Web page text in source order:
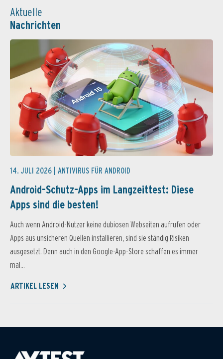
Aktuelle
Nachrichten
14. JULI 2026 | ANTIVIRUS FÜR ANDROID
Android-Schutz-Apps im Langzeittest: Diese
Apps sind die besten!
Auch wenn Android-Nutzer keine dubiosen Webseiten aufrufen oder
Apps aus unsicheren Quellen installieren, sind sie ständig Risiken
ausgesetzt. Denn auch in den Google-App-Store schaffen es immer
mal...
ARTIKEL LESEN